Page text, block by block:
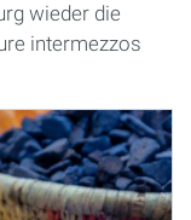
wieder die
intermezzos